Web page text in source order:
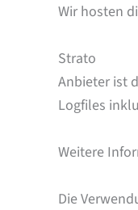
Wir hosten
Strato
Anbieter ist
Logfiles
Weitere
Die